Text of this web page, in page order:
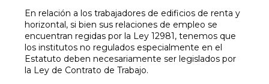
En relación a los trabajadores de edificios de renta y
horizontal, si bien sus relaciones de empleo se
encuentran regidas por la Ley 12981, tenemos que
los institutos no regulados especialmente en el
Estatuto deben necesariamente ser legislados por
la Ley de Contrato de Trabajo.